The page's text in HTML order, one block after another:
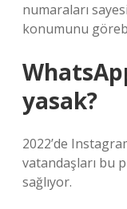
numaraları
konumunu
yasak?
2022’de
vatandaşları bu
sağlıyor.